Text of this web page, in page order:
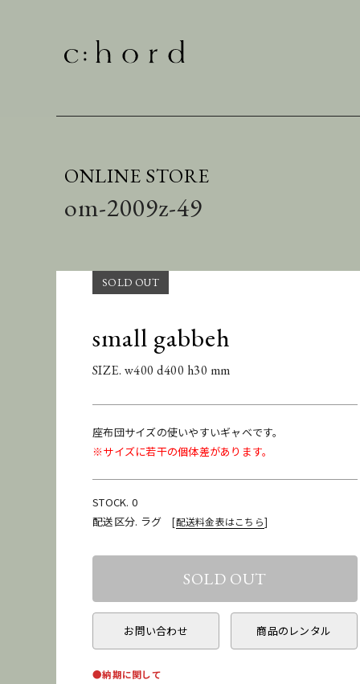
ONLINE STORE
om-2009z-49
small gabbeh
SIZE. w400 d400 h30 mm
座布団サイズの使いやすいギャベです。
※サイズに若干の個体差があります。
STOCK. 0
配送区分. ラグ[配送料金表はこちら]
お問い合わせ 商品のレンタル
●納期に関して